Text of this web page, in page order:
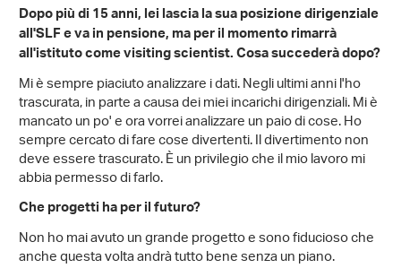
Dopo più di 15 anni, lei lascia la sua posizione dirigenziale
all'SLF e va in pensione, ma per il momento rimarrà
all'istituto come visiting scientist. Cosa succederà dopo?
Mi è sempre piaciuto analizzare i dati. Negli ultimi anni l'ho
trascurata, in parte a causa dei miei incarichi dirigenziali. Mi è
mancato un po' e ora vorrei analizzare un paio di cose. Ho
sempre cercato di fare cose divertenti. Il divertimento non
deve essere trascurato. È un privilegio che il mio lavoro mi
abbia permesso di farlo.
Che progetti ha per il futuro?
Non ho mai avuto un grande progetto e sono fiducioso che
anche questa volta andrà tutto bene senza un piano.